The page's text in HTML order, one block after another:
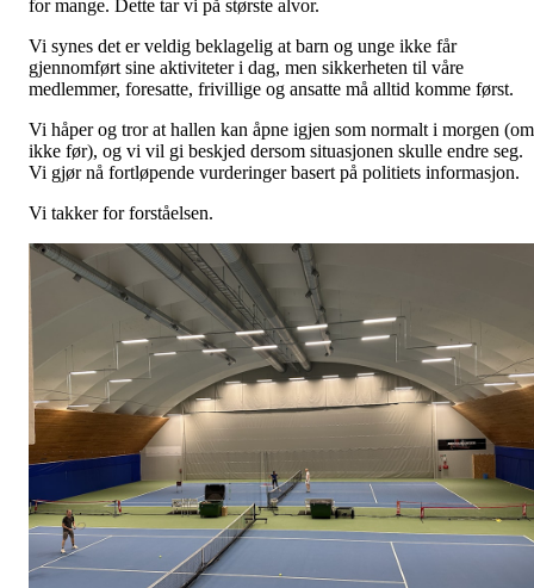
for mange. Dette tar vi på største alvor.
Vi synes det er veldig beklagelig at barn og unge ikke får
gjennomført sine aktiviteter i dag, men sikkerheten til våre
medlemmer, foresatte, frivillige og ansatte må alltid komme først.
Vi håper og tror at hallen kan åpne igjen som normalt i morgen (om
ikke før), og vi vil gi beskjed dersom situasjonen skulle endre seg.
Vi gjør nå fortløpende vurderinger basert på politiets informasjon.
Vi takker for forståelsen.